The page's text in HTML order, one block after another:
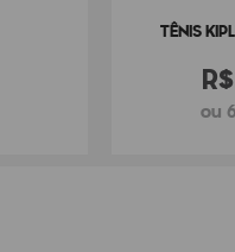
TÊNIS
R$
ou